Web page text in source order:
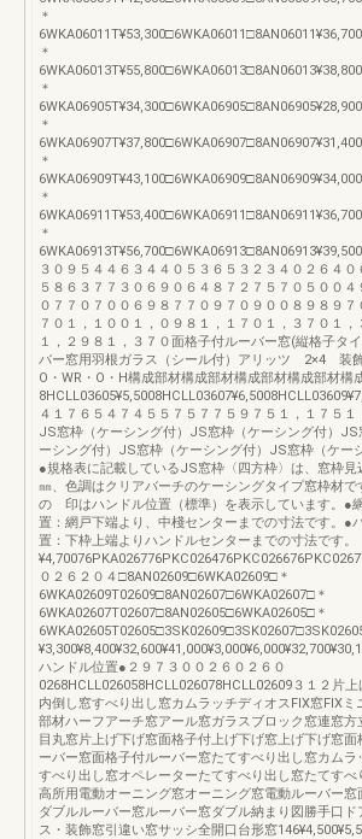
＊
＊
＊
＊
＊
＊
＊
３０９５４４６３４４０５３６５３２３４０２６４０
５８６３７７３０６９０６４８７２７５７０５００４
０７７０７００６９８７７０９７０９００８９８９７
７０１，１００１，０９８１，１７０１，３７０１，
１，２９８１，３７０面格子付ルーバー窓(縦格子タ
バー窓用羽根ガラス（シール付）アリッツ 2×4 装飾
O・WR・O・H構成部材構成部材構成部材構成部材構
４１７６５４７４５５７５７７５９７５１，１７５１
JS窓枠（ケーシング付）JS窓枠（ケーシング付）JS
ーシング付）JS窓枠（ケーシング付）JS窓枠（ケー
●規格表に記載しているJS窓枠〈四方枠〉は、窓枠見
㎜、色調はクリアバーチのケーシングタイプ窓枠材で
の 印はハンドル位置（標準）を表示しています。●
置：網戸下端より、中棧センターまでの寸法です。●
置：下枠上端よりハンドルセンターまでの寸法です。
０２６２０４□8AN02609□6WKA02609□＊
6WKA02609T02609□8AN02607□6WKA02607□＊
6WKA02607T02607□8AN02605□6WKA02605□＊
ハンドル位置●２９７３００２６０２６０
0268HCLL026058HCLL026078HCLL02609３１２片
内倒し窓すべり出し窓カムラッチディオスFIX窓FIXミ
部材ハーフアーチ窓アール窓ガラスブロック窓連窓
目丸窓片上げ下げ窓面格子付上げ下げ窓上げ下げ窓面
ーバー窓面格子付ルーバー窓たてすべり出し窓カムラ
すべり出し窓オペレーターたてすべり出し窓たてすべ
高所用電動オーニング窓オーニング窓電動ルーバー窓
ダブルルーバー窓ルーバー窓ダブル納まり図勝手口ド
ス・装飾窓引違い窓サッシ全開口台形窓